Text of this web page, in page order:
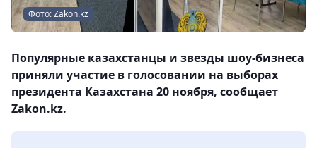
Фото: Zakon.kz
Популярные казахстанцы и звезды шоу-бизнеса
приняли участие в голосовании на выборах
президента Казахстана 20 ноября, сообщает
Zakon.kz.